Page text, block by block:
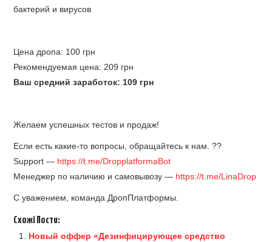
бактерий и вирусов
Цена дропа: 100 грн
Рекомендуемая цена: 209 грн
Ваш средний заработок: 109 грн
Желаем успешных тестов и продаж!
Если есть какие-то вопросы, обращайтесь к нам. ?‍?
Support — https://t.me/DropplatformaBot
Менеджер по наличию и самовывозу — https://t.me/LinaDrop
С уважением, команда ДропПлатформы.
Схожі Пости:
Новый оффер «Дезинфицирующее средство